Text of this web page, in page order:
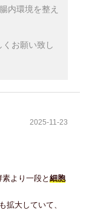
内環境を整え
お願い致し
2025-11-23
より一段と 細胞
拡大していて、